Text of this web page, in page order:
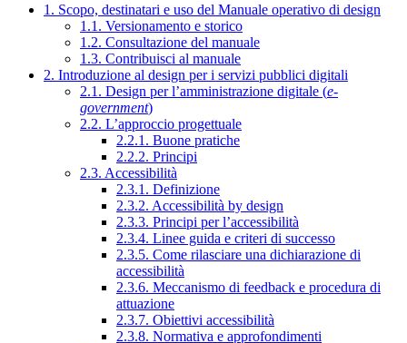
1. Scopo, destinatari e uso del Manuale operativo di design
1.1. Versionamento e storico
1.2. Consultazione del manuale
1.3. Contribuisci al manuale
2. Introduzione al design per i servizi pubblici digitali
2.1. Design per l’amministrazione digitale (e-
government)
2.2. L’approccio progettuale
2.2.1. Buone pratiche
2.2.2. Principi
2.3. Accessibilità
2.3.1. Definizione
2.3.2. Accessibilità by design
2.3.3. Principi per l’accessibilità
2.3.4. Linee guida e criteri di successo
2.3.5. Come rilasciare una dichiarazione di
accessibilità
2.3.6. Meccanismo di feedback e procedura di
attuazione
2.3.7. Obiettivi accessibilità
2.3.8. Normativa e approfondimenti